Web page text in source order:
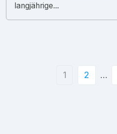
langjährige...
1 2 …